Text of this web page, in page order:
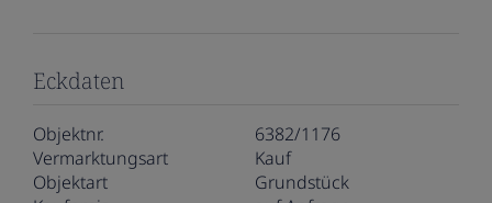
Eckdaten
Objektnr.
6382/1176
Vermarktungsart
Kauf
Objektart
Grundstück